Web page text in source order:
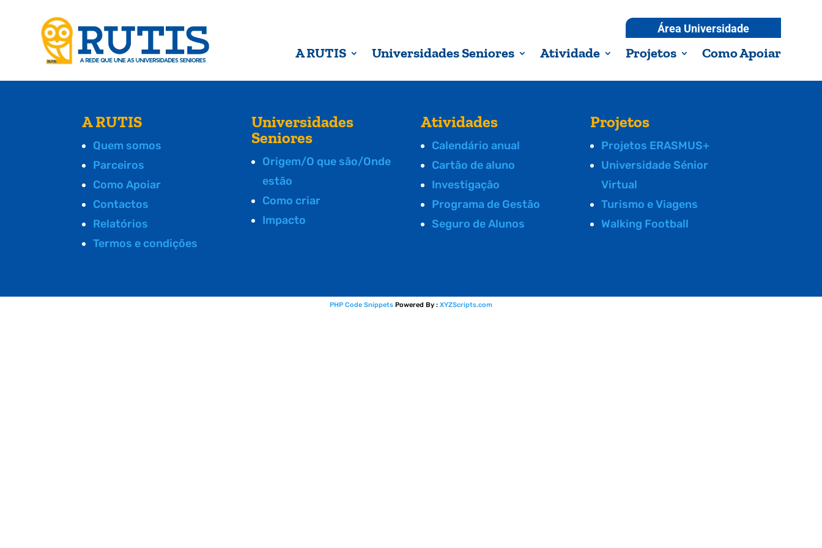
Área Universidade
A RUTIS Universidades Seniores Atividade Projetos Como Apoiar
A RUTIS
Quem somos
Parceiros
Como Apoiar
Contactos
Relatórios
Termos e condições
Universidades
Seniores
Origem/O que são/Onde
estão
Como criar
Impacto
Atividades
Calendário anual
Cartão de aluno
Investigação
Programa de Gestão
Seguro de Alunos
Projetos
Projetos ERASMUS+
Universidade Sénior
Virtual
Turismo e Viagens
Walking Football
PHP Code Snippets Powered By : XYZScripts.com